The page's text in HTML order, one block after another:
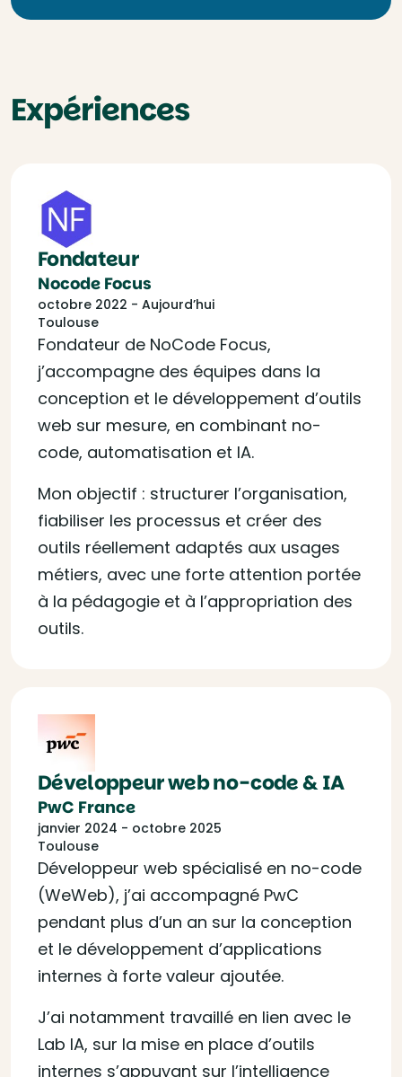
Expériences
Fondateur
Nocode Focus
octobre 2022 - Aujourd’hui
Toulouse
Fondateur de NoCode Focus,
j’accompagne des équipes dans la
conception et le développement d’outils
web sur mesure, en combinant no-
code, automatisation et IA.
Mon objectif : structurer l’organisation,
fiabiliser les processus et créer des
outils réellement adaptés aux usages
métiers, avec une forte attention portée
à la pédagogie et à l’appropriation des
outils.
Développeur web no-code & IA
PwC France
janvier 2024 - octobre 2025
Toulouse
Développeur web spécialisé en no-code
(WeWeb), j’ai accompagné PwC
pendant plus d’un an sur la conception
et le développement d’applications
internes à forte valeur ajoutée.
J’ai notamment travaillé en lien avec le
Lab IA, sur la mise en place d’outils
internes s’appuyant sur l’intelligence